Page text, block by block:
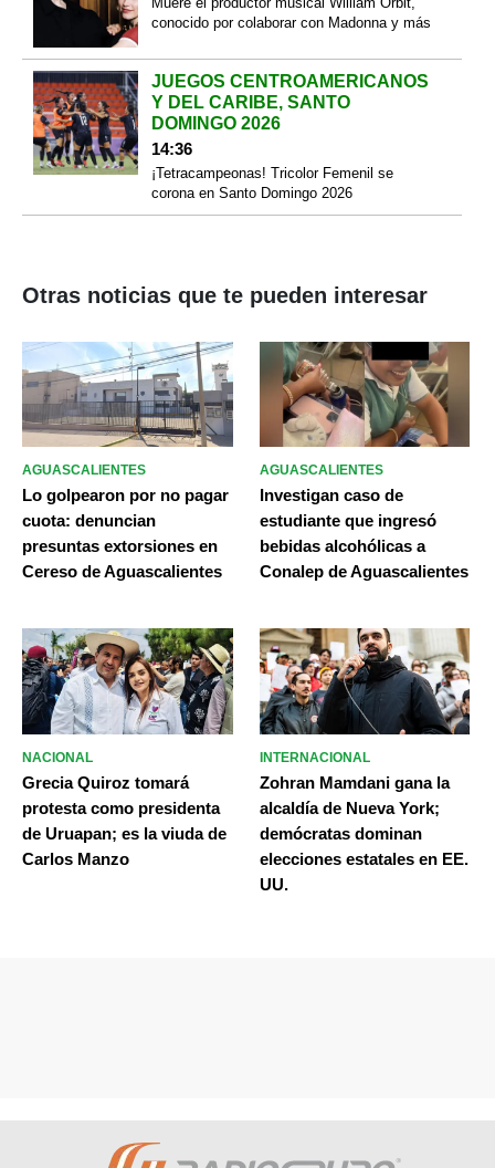
conocido por colaborar con Madonna y más
JUEGOS CENTROAMERICANOS
Y DEL CARIBE, SANTO
DOMINGO 2026
14:36
¡Tetracampeonas! Tricolor Femenil se
corona en Santo Domingo 2026
Otras noticias que te pueden interesar
AGUASCALIENTES
Lo golpearon por no pagar
cuota: denuncian
presuntas extorsiones en
Cereso de Aguascalientes
AGUASCALIENTES
Investigan caso de
estudiante que ingresó
bebidas alcohólicas a
Conalep de Aguascalientes
NACIONAL
Grecia Quiroz tomará
protesta como presidenta
de Uruapan; es la viuda de
Carlos Manzo
INTERNACIONAL
Zohran Mamdani gana la
alcaldía de Nueva York;
demócratas dominan
elecciones estatales en EE.
UU.